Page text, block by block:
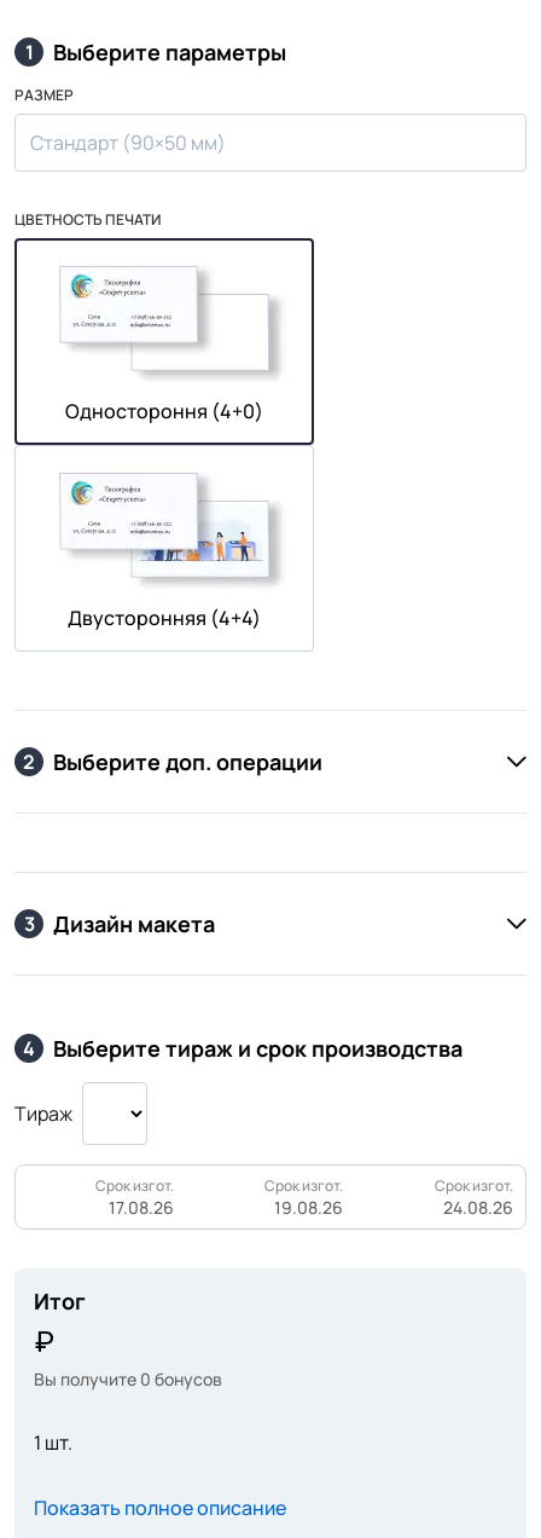
1 Выберите параметры
РАЗМЕР
Стандарт (90×50 мм)
ЦВЕТНОСТЬ ПЕЧАТИ
Одностороння (4+0)
Двусторонняя (4+4)
2 Выберите доп. операции
3 Дизайн макета
4 Выберите тираж и срок производства
Тираж
Срок изгот.
17.08.26
Срок изгот.
19.08.26
Срок изгот.
24.08.26
Итог
Вы получите 0 бонусов
1 шт.
Показать полное описание